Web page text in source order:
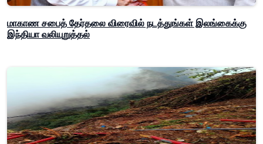
மாகாண சபைத் தேர்தலை விரைவில் நடத்துங்கள் இலங்கைக்கு
இந்தியா வலியுறுத்தல்